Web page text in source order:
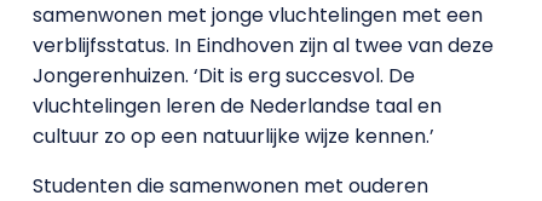
samenwonen met jonge vluchtelingen met een
verblijfsstatus. In Eindhoven zijn al twee van deze
Jongerenhuizen. ‘Dit is erg succesvol. De
vluchtelingen leren de Nederlandse taal en
cultuur zo op een natuurlijke wijze kennen.’
Studenten die samenwonen met ouderen